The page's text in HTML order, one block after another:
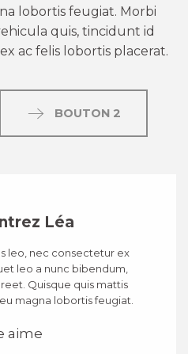
lobortis feugiat. Morbi
quis, tincidunt id
ac felis lobortis placerat.
BOUTON 2
Léa
leo, nec consectetur ex
leo a nunc bibendum,
Quisque quis mattis
magna lobortis feugiat.
aime